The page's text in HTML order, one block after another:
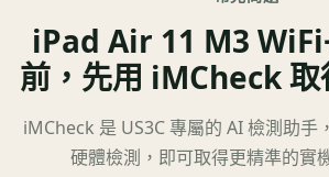
iPad Air 11 M3
前，先用 iMCheck 取
iMCheck 是 US3C 專屬的 AI 檢測助手
硬體檢測，即可取得更精準的實